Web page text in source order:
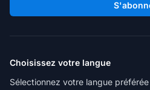
Choisissez votre langue
Sélectionnez votre langue